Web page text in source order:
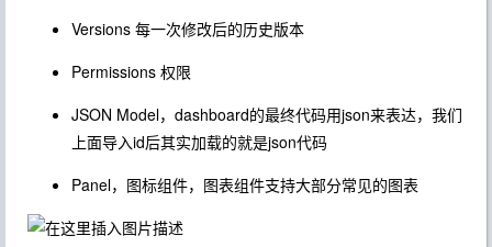
Versions 每一次修改后的历史版本
Permissions 权限
JSON Model，dashboard的最终代码用json来表达，我们
上面导入id后其实加载的就是json代码
Panel，图标组件，图表组件支持大部分常见的图表